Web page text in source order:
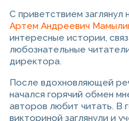
С приветствием
Артем Андреевич
интересные истории,
любознательные
директора.
После вдохновляющей
начался горячий обмен
авторов любит читать. В
викториной заглянули и